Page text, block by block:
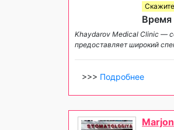
Время
Khaydarov Medical Clinic —
предоставляет широкий
>>> Подробнее